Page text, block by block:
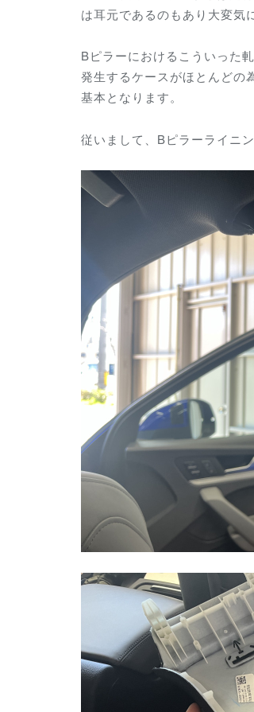
は耳元であるのもあり大変気
Bピラーにおけるこういった
発生するケースがほとんどの
基本となります。
従いまして、Bピラーライニ